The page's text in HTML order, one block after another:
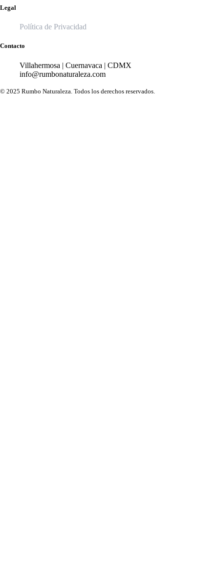
Legal
Política de Privacidad
Contacto
Villahermosa | Cuernavaca | CDMX
info@rumbonaturaleza.com
© 2025 Rumbo Naturaleza. Todos los derechos reservados.